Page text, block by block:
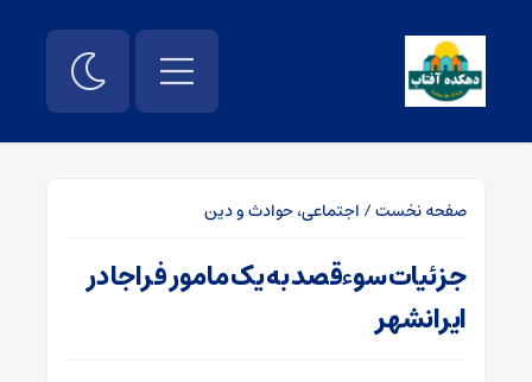
صفحه نخست/ اجتماعی، حوادث و دین
جزئیات سوءقصد به یک مامور فراجا در
ایرانشهر